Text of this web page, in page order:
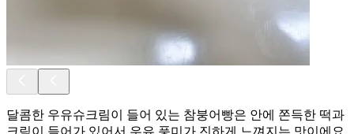
달콤한 우유슈크림이 들어 있는 참붕어빵은 안에 쫀득한 떡과
크림이 들어가 있어서 우유 풍미가 진하게 느껴지는 맛이에요.